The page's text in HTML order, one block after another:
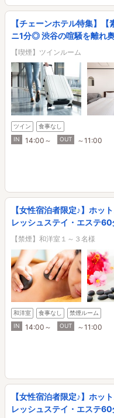
【チェーンホテル特集】
ニ1分◎ 渋谷の喧騒を離れ
【喫煙】ツインルーム
ツイン
食事なし
IN
14:00～ OUT ～11:00
【女性宿泊者限定♪】ホッ
レッシュステイ・エステ
【禁煙】和洋室１～３名様
和洋室 食事なし
禁煙ルーム
IN
14:00～ OUT ～11:00
【女性宿泊者限定♪】ホッ
レッシュステイ・エステ